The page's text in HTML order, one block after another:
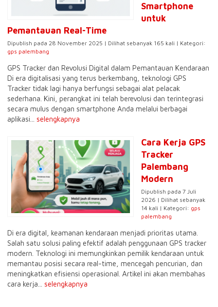
Smartphone
untuk
Pemantauan Real-Time
Dipublish pada 28 November 2025 | Dilihat sebanyak 165 kali | Kategori:
gps palembang
GPS Tracker dan Revolusi Digital dalam Pemantauan Kendaraan
Di era digitalisasi yang terus berkembang, teknologi GPS
Tracker tidak lagi hanya berfungsi sebagai alat pelacak
sederhana. Kini, perangkat ini telah berevolusi dan terintegrasi
secara mulus dengan smartphone Anda melalui berbagai
aplikasi... selengkapnya
Cara Kerja GPS
Tracker
Palembang
Modern
Dipublish pada 7 Juli
2026 | Dilihat sebanyak
14 kali | Kategori: gps
palembang
Di era digital, keamanan kendaraan menjadi prioritas utama.
Salah satu solusi paling efektif adalah penggunaan GPS tracker
modern. Teknologi ini memungkinkan pemilik kendaraan untuk
memantau posisi secara real-time, mencegah pencurian, dan
meningkatkan efisiensi operasional. Artikel ini akan membahas
cara kerja... selengkapnya